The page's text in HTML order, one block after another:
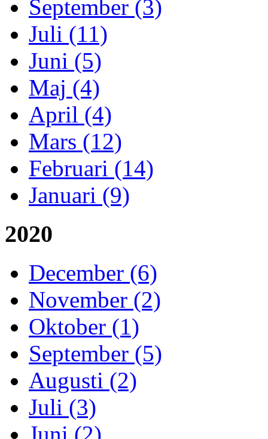
September (3)
Juli (11)
Juni (5)
Maj (4)
April (4)
Mars (12)
Februari (14)
Januari (9)
2020
December (6)
November (2)
Oktober (1)
September (5)
Augusti (2)
Juli (3)
Juni (2)